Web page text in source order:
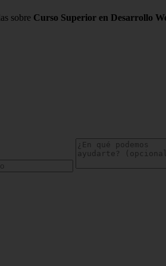
sobre Curso Superior en Desarrollo